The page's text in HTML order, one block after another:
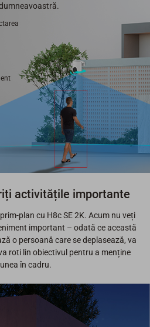
activitățile importante
plan cu H8c SE 2K. Acum nu veți
important – odată ce această
o persoană care se deplasează, va
roti lin obiectivul pentru a menține
în cadru.